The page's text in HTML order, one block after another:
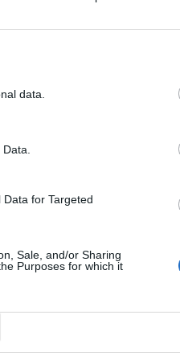
data.
for Targeted
Sale, and/or Sharing
Purposes for which it
се урна
меѓу граничните
објави
забрана за
во битка со
преко Саве у
данас у 13 часова
отворити нови ГП